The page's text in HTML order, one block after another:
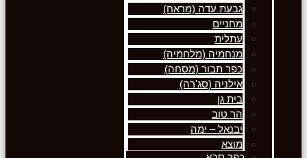
גבעת עדה (מראח)
מחניים
עתלית
מנחמיה (מלחמיה)
כפר תבור (מסחה)
אילניה (סג'רה)
בית גן
הר טוב
יבנאל – ימה
מוצא